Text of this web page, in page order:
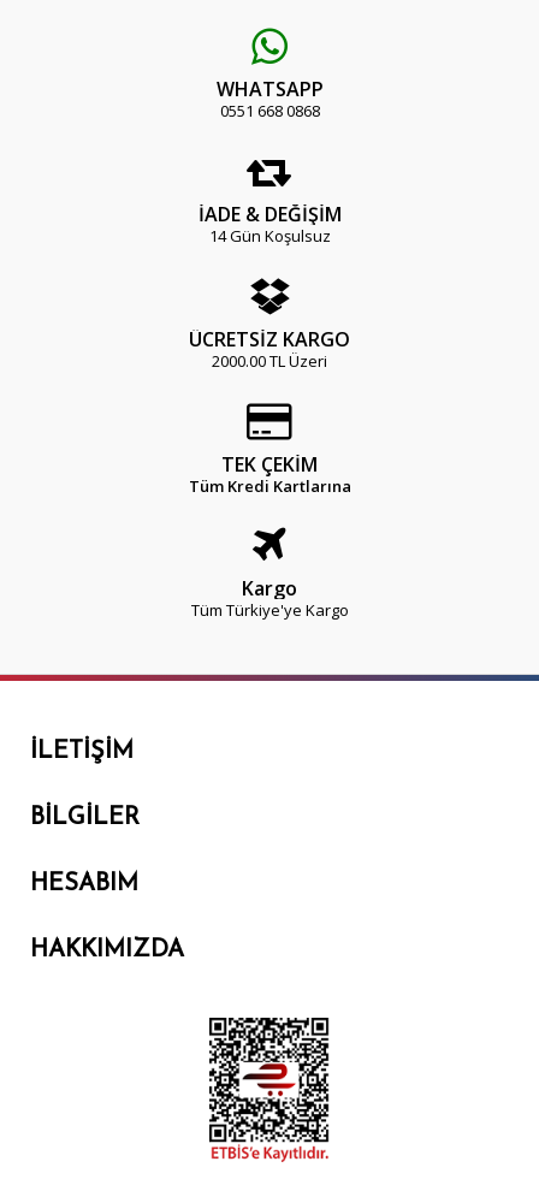
WHATSAPP
0551 668 0868
İADE & DEĞİŞİM
14 Gün Koşulsuz
ÜCRETSİZ KARGO
2000.00 TL Üzeri
TEK ÇEKİM
Tüm Kredi Kartlarına
Kargo
Tüm Türkiye'ye Kargo
İLETIŞIM
BILGILER
HESABIM
HAKKIMIZDA